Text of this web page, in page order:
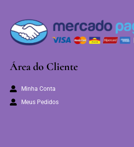
Área do Cliente
Minha Conta
Meus Pedidos